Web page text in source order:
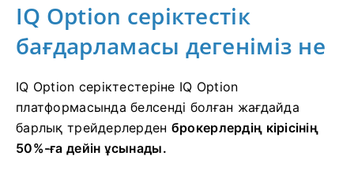
IQ Option серіктестік
бағдарламасы дегеніміз не
IQ Option серіктестеріне IQ Option
платформасында белсенді болған жағдайда
барлық трейдерлерден брокерлердің кірісінің
50%-ға дейін ұсынады.